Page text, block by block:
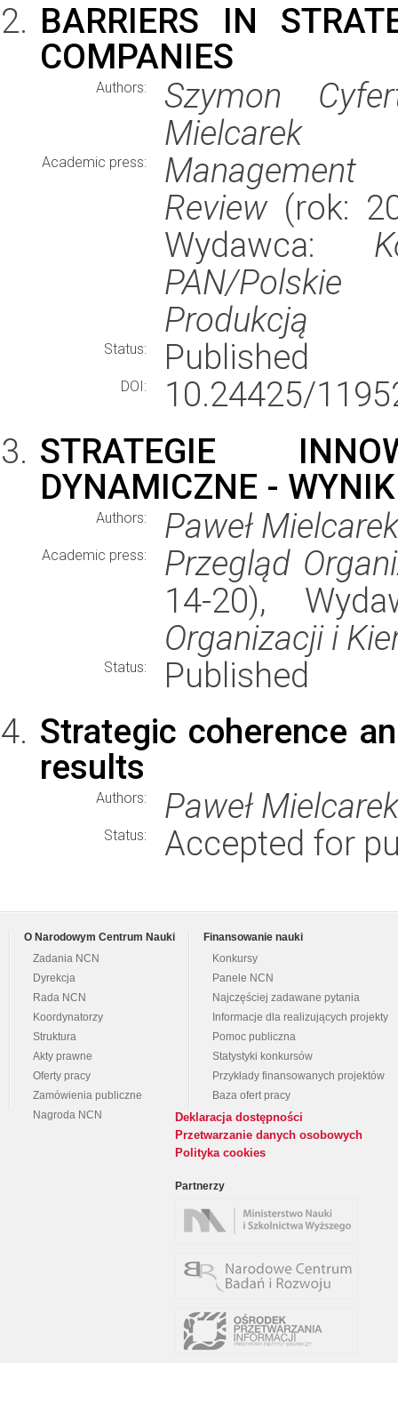
BARRIERS IN
COMPANIES
Authors:
Szymon
Mielcarek
Academic press:
Review (rok:
Wydawca:
PAN/
Produkcją
Status: Published
DOI:
10.24425/
STRATEGIE
DYNAMICZNE -
Authors: Paweł Mielcarek
Academic press:
Przegląd
14-20),
Organizacji i
Status:
Published
Strategic coherence
results
Authors: Paweł Mielcarek
Status: Accepted for
O Narodowym Centrum Nauki
Zadania NCN
Dyrekcja
Rada NCN
Koordynatorzy
Struktura
Akty prawne
Oferty pracy
Zamówienia publiczne
Nagroda NCN
Finansowanie nauki
Konkursy
Panele NCN
Najczęściej zadawane pytania
Informacje dla realizujących projekty
Pomoc publiczna
Statystyki konkursów
Przykłady finansowanych projektów
Baza ofert pracy
Deklaracja dostępności
Przetwarzanie danych osobowych
Polityka cookies
Partnerzy